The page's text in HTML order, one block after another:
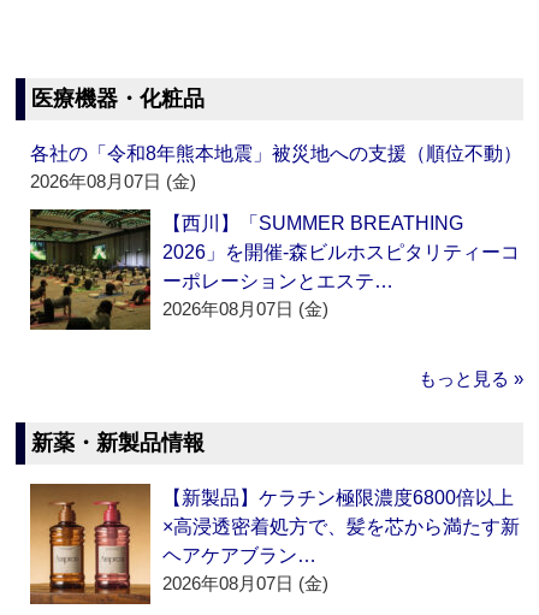
医療機器・化粧品
各社の「令和8年熊本地震」被災地への支援（順位不動）
2026年08月07日 (金)
【西川】「SUMMER BREATHING
2026」を開催‐森ビルホスピタリティーコ
ーポレーションとエステ…
2026年08月07日 (金)
もっと見る »
新薬・新製品情報
【新製品】ケラチン極限濃度6800倍以上
×高浸透密着処方で、髪を芯から満たす新
ヘアケアブラン…
2026年08月07日 (金)